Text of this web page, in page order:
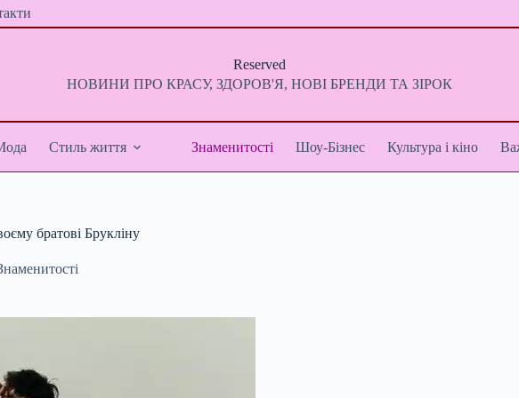
Reserved
НОВИНИ ПРО КРАСУ, ЗДОРОВ'Я, НОВІ БРЕНДИ ТА ЗІРОК
Стиль життя Знаменитості Шоу-Бізнес Культура і кіно
братові Брукліну